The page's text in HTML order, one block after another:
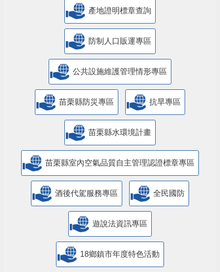
產地證明標章查詢
防制人口販運專區
​公共設施維護管理情形專區
苗栗縣防災專區 抗旱專區
苗栗縣水環境計畫
苗栗縣室內空氣品質自主管理認證標章專區
酒後代駕服務專區 全民國防
遊說法資訊專區
18鄉鎮市年度特色活動